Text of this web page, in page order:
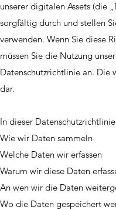
unserer digitalen Assets (die
sorgfältig durch und stellen
verwenden. Wenn Sie diese
müssen Sie die Nutzung
Datenschutzrichtlinie an. Die
dar.
In dieser
Wie wir Daten sammeln
Welche Daten wir erfassen
Warum wir diese Daten
An wen wir die Daten
Wo die Daten gespeichert